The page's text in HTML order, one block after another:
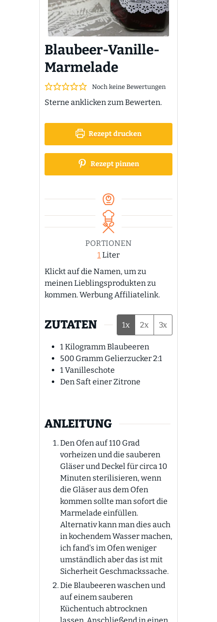
Blaubeer-Vanille-
Marmelade
Noch keine Bewertungen
Sterne anklicken zum Bewerten.
Rezept drucken
Rezept pinnen
PORTIONEN
1 Liter
Klickt auf die Namen, um zu
meinen Lieblingsprodukten zu
kommen. Werbung Affiliatelink.
ZUTATEN 1x 2x 3x
1KilogrammBlaubeeren
500 Gramm Gelierzucker 2:1
1Vanilleschote
Den Saft einer Zitrone
ANLEITUNG
Den Ofen auf 110 Grad
vorheizen und die sauberen
Gläser und Deckel für circa 10
Minuten sterilisieren, wenn
die Gläser aus dem Ofen
kommen sollte man sofort die
Marmelade einfüllen.
Alternativ kann man dies auch
in kochendem Wasser machen,
ich fand's im Ofen weniger
umständlich aber das ist mit
Sicherheit Geschmackssache.
Die Blaubeeren waschen und
auf einem sauberen
Küchentuch abtrocknen